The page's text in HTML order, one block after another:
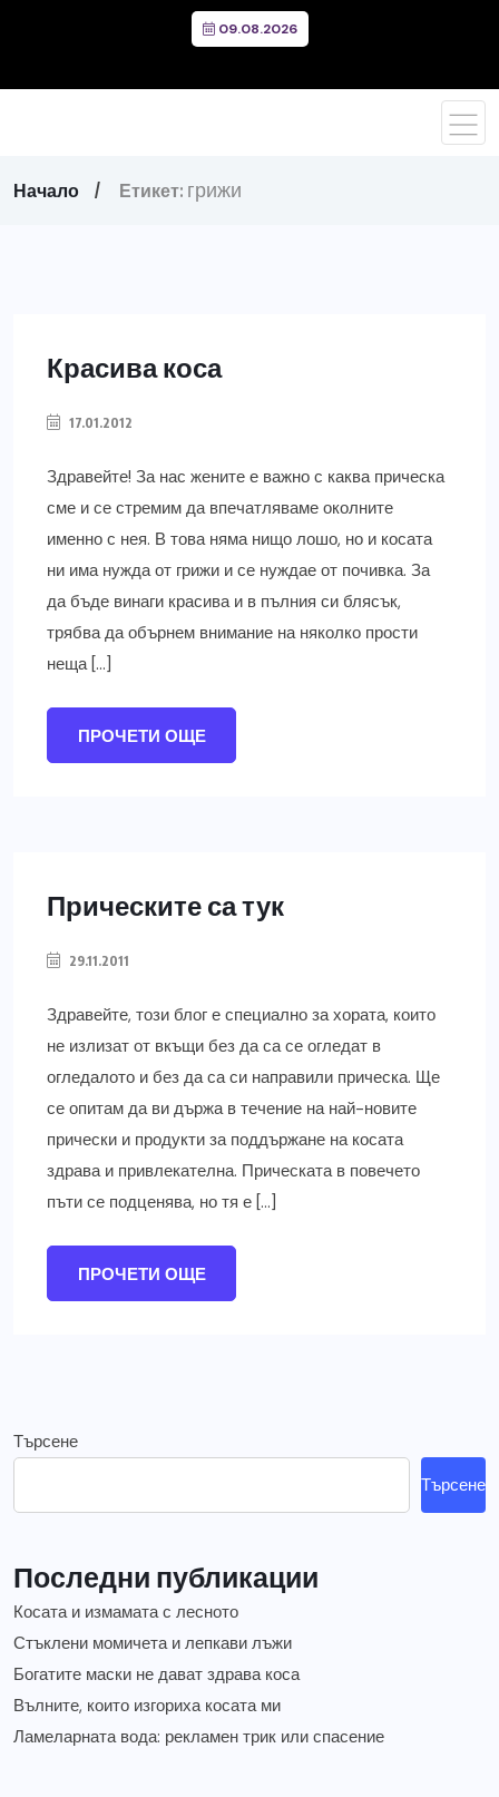
09.08.2026
Начало Етикет: грижи
Красива коса
17.01.2012
Здравейте! За нас жените е важно с каква прическа
сме и се стремим да впечатляваме околните
именно с нея. В това няма нищо лошо, но и косата
ни има нужда от грижи и се нуждае от почивка. За
да бъде винаги красива и в пълния си блясък,
трябва да обърнем внимание на няколко прости
неща […]
ПРОЧЕТИ ОЩЕ
Прическите са тук
29.11.2011
Здравейте, този блог е специално за хората, които
не излизат от вкъщи без да са се огледат в
огледалото и без да са си направили прическа. Ще
се опитам да ви държа в течение на най-новите
прически и продукти за поддържане на косата
здрава и привлекателна. Прическата в повечето
пъти се подценява, но тя е […]
ПРОЧЕТИ ОЩЕ
Търсене
Търсене
Последни публикации
Косата и измамата с лесното
Стъклени момичета и лепкави лъжи
Богатите маски не дават здрава коса
Вълните, които изгориха косата ми
Ламеларната вода: рекламен трик или спасение